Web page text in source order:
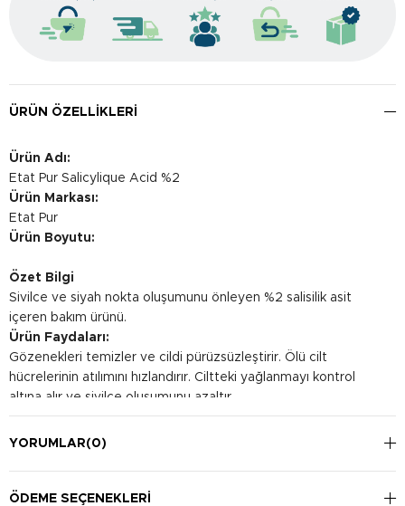
ÜRÜN ÖZELLIKLERI
Ürün Adı:
Etat Pur Salicylique Acid %2
Ürün Markası:
Etat Pur
Ürün Boyutu:
Özet Bilgi
Sivilce ve siyah nokta oluşumunu önleyen %2 salisilik asit
içeren bakım ürünü.
Ürün Faydaları:
Gözenekleri temizler ve cildi pürüzsüzleştirir. Ölü cilt
hücrelerinin atılımını hızlandırır. Ciltteki yağlanmayı kontrol
altına alır ve sivilce oluşumunu azaltır.
Kullanım Şekli:
Temizlenmiş cilde, sadece problemli bölgelere uygulayın.
YORUMLAR(0)
ÖDEME SEÇENEKLERI